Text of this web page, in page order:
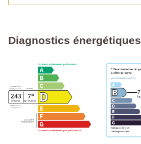
Diagnostics énergétiques